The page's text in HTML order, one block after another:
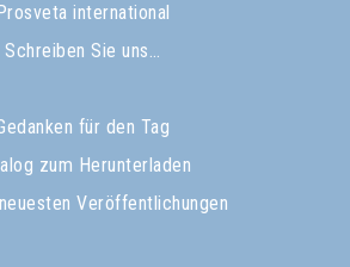
international
Schreiben Sie uns…
für den Tag
zum Herunterladen
Veröffentlichungen